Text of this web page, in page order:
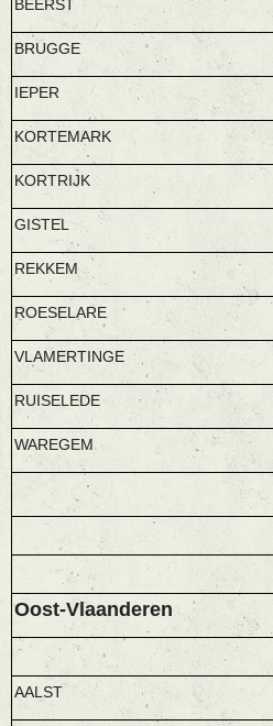
BEERST
BRUGGE
IEPER
KORTEMARK
KORTRIJK
GISTEL
REKKEM
ROESELARE
VLAMERTINGE
RUISELEDE
WAREGEM
Oost-Vlaanderen
AALST